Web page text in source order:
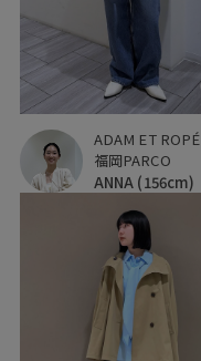
ADAM ET ROPÉ
福岡PARCO
ANNA (156cm)